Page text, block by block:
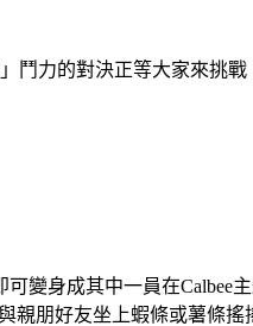
鬥力的對決正等大家來挑
變身成其中一員在
親朋好友坐上蝦條或薯條搖